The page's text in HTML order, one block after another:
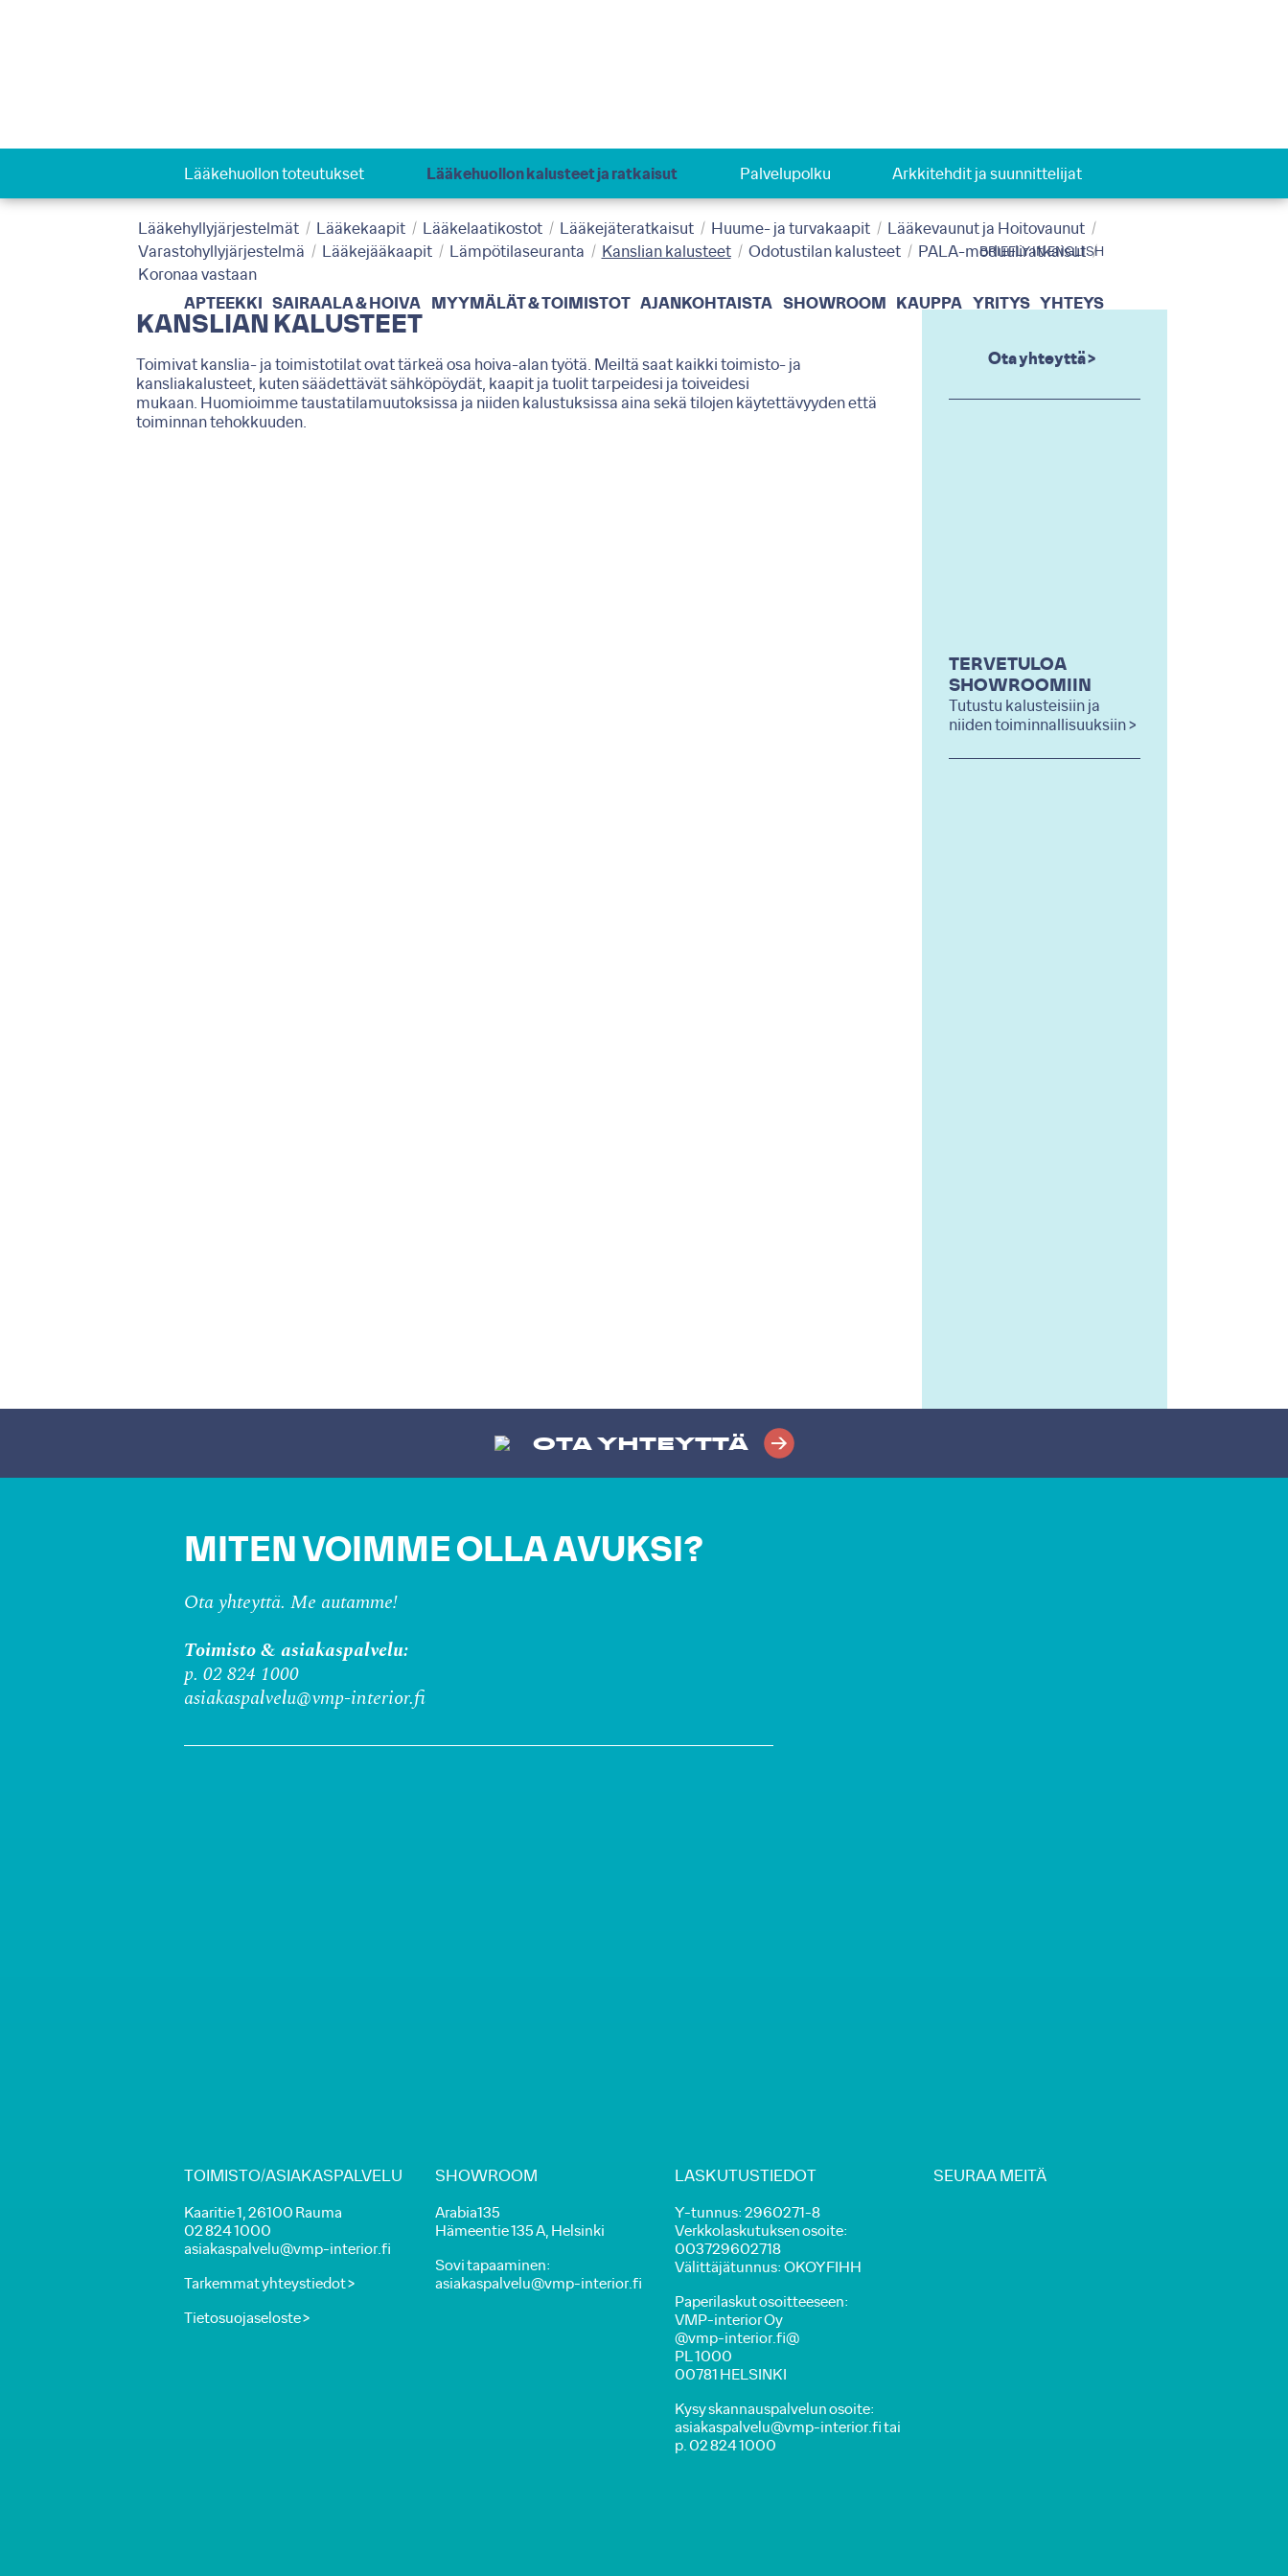
BRIEFLY IN ENGLISH
APTEEKKI SAIRAALA & HOIVA MYYMÄLÄT & TOIMISTOT AJANKOHTAISTA SHOWROOM KAUPPA YRITYS YHTEYS
Lääkehuollon toteutukset Lääkehuollon kalusteet ja ratkaisut Palvelupolku Arkkitehdit ja suunnittelijat
Lääkehyllyjärjestelmät Lääkekaapit Lääkelaatikostot Lääkejäteratkaisut Huume- ja turvakaapit
Lääkevaunut ja Hoitovaunut
Varastohyllyjärjestelmä
Lääkejääkaapit Lämpötilaseuranta Kanslian kalusteet Odotustilan kalusteet
PALA-moduuliratkaisut
Koronaa vastaan
KANSLIAN KALUSTEET
Toimivat kanslia- ja toimistotilat ovat tärkeä osa hoiva-alan työtä. Meiltä saat kaikki toimisto- ja
kansliakalusteet, kuten säädettävät sähköpöydät, kaapit ja tuolit tarpeidesi ja toiveidesi
mukaan. Huomioimme taustatilamuutoksissa ja niiden kalustuksissa aina sekä tilojen käytettävyyden että
toiminnan tehokkuuden.
Ota yhteyttä >
TERVETULOA
SHOWROOMIIN
Tutustu kalusteisiin ja
niiden toiminnallisuuksiin >
OTA YHTEYTTÄ
MITEN VOIMME OLLA AVUKSI?
Ota yhteyttä. Me autamme!
Toimisto & asiakaspalvelu:
p. 02 824 1000
asiakaspalvelu@vmp-interior.fi
TOIMISTO/ASIAKASPALVELU
Kaaritie 1, 26100 Rauma
02 824 1000
asiakaspalvelu@vmp-interior.fi
Tarkemmat yhteystiedot >
Tietosuojaseloste >
SHOWROOM
Arabia135
Hämeentie 135 A, Helsinki
Sovi tapaaminen:
asiakaspalvelu@vmp-interior.fi
LASKUTUSTIEDOT
Y-tunnus: 2960271-8
Verkkolaskutuksen osoite:
003729602718
Välittäjätunnus: OKOYFIHH
Paperilaskut osoitteeseen:
VMP-interior Oy
@vmp-interior.fi@
PL 1000
00781 HELSINKI
Kysy skannauspalvelun osoite:
asiakaspalvelu@vmp-interior.fi tai
p. 02 824 1000
SEURAA MEITÄ